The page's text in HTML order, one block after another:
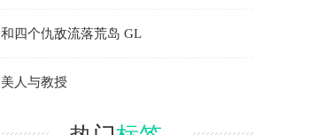
和四个仇敌流落荒岛 GL
美人与教授